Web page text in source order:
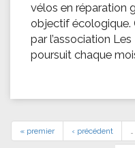
vélos en réparation
objectif écologique.
par l’association
poursuit chaque
« premier ‹ précédent …